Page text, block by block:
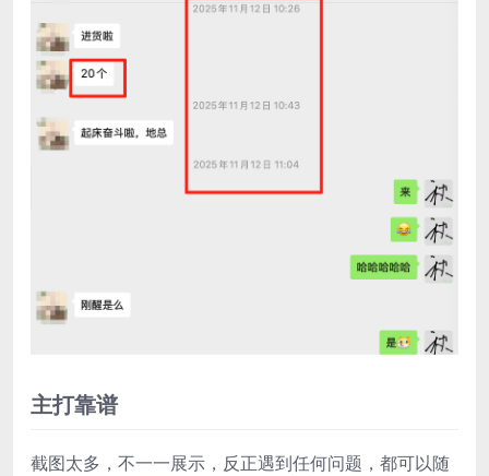
主打靠谱
截图太多，不一一展示，反正遇到任何问题，都可以随